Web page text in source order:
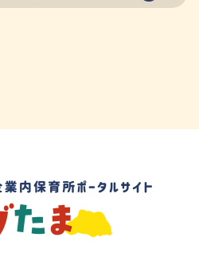
所ポータルサイト ハグ